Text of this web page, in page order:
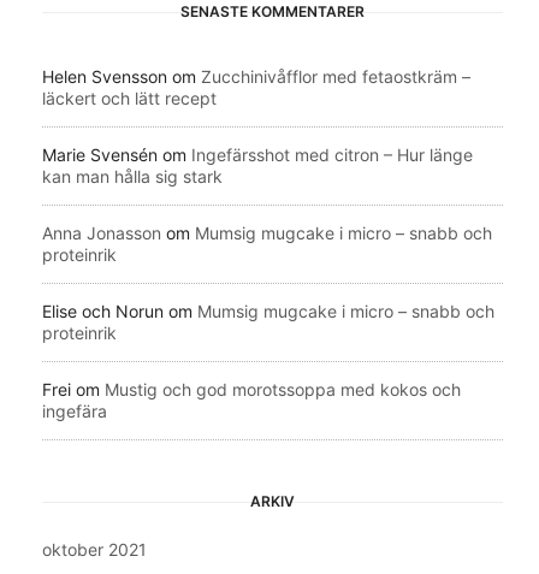
SENASTE KOMMENTARER
Helen Svensson om Zucchinivåfflor med fetaostkräm –
läckert och lätt recept
Marie Svensén om Ingefärsshot med citron – Hur länge
kan man hålla sig stark
Anna Jonasson om Mumsig mugcake i micro – snabb och
proteinrik
Elise och Norun om Mumsig mugcake i micro – snabb och
proteinrik
Frei om Mustig och god morotssoppa med kokos och
ingefära
ARKIV
oktober 2021